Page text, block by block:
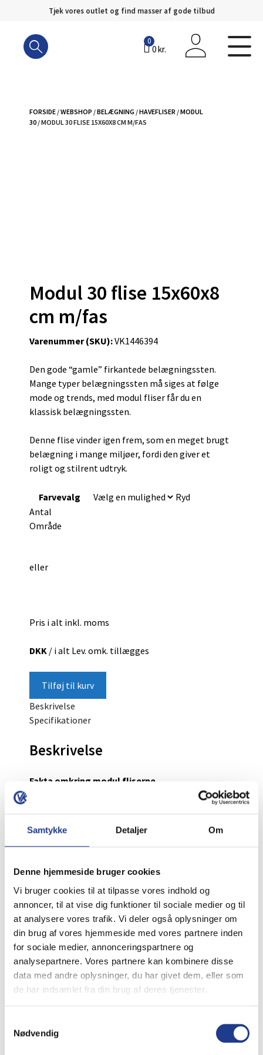
Samtykke Detaljer Om
Denne hjemmeside bruger cookies
Vi bruger cookies til at tilpasse vores indhold og
annoncer, til at vise dig funktioner til sociale medier og til
at analysere vores trafik. Vi deler også oplysninger om
din brug af vores hjemmeside med vores partnere inden
for sociale medier, annonceringspartnere og
analysepartnere. Vores partnere kan kombinere disse
data med andre oplysninger, du har givet dem, eller som
de har indsamlet fra din brug af deres tjenester.
Nødvendig
Tjek vores outlet og find masser af gode tilbud
indhold
0kr.
0
FORSIDE /WEBSHOP /BELÆGNING /HAVEFLISER /MODUL
30 / MODUL 30 FLISE 15X60X8 CM M/FAS
Modul 30 flise 15x60x8
cm m/fas
Varenummer (SKU):VK1446394
Den gode “gamle” firkantede belægningssten.
Mange typer belægningssten må siges at følge
mode og trends, med modul fliser får du en
klassisk belægningssten.
Denne flise vinder igen frem, som en meget brugt
belægning i mange miljøer, fordi den giver et
roligt og stilrent udtryk.
Farvevalg
Ryd
Antal
Område
eller
Pris i alt inkl. moms
DKK / i alt Lev. omk. tillægges
Tilføj til kurv
Beskrivelse
Specifikationer
Beskrivelse
Fakta omkring modul fliserne
kopsten
Specifikationer
Varenummer (SKU) VK1446394
Vægt
16 kg
Farvevalg
Grå,Koks
Leveringstid 2-5 arbejdsdage
Måske du også er interesseret i: